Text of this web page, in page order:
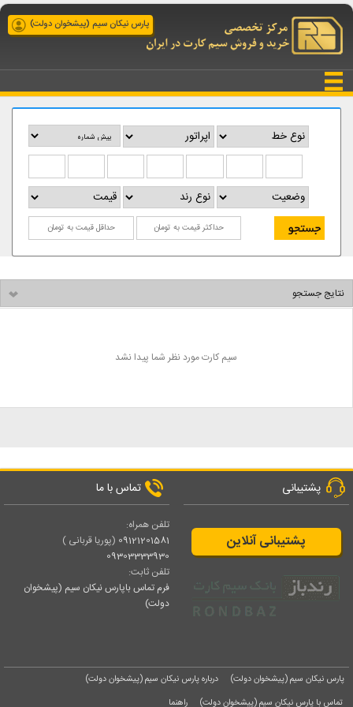
پارس نیکان سیم (پیشخوان دولت)
نتایج جستجو
سیم کارت مورد نظر شما پیدا نشد
پشتیبانی
پشتیبانی آنلاین
تماس با ما
تلفن همراه:
09121201581 (پوریا قربانی )
09303333930
تلفن ثابت:
فرم تماس باپارس نیکان سیم (پیشخوان
دولت)
پارس نیکان سیم (پیشخوان دولت)
درباره پارس نیکان سیم (پیشخوان دولت)
تماس با پارس نیکان سیم (پیشخوان دولت)
راهنما